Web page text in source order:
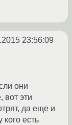
23:56:09
они
вот эти
да еще и
кого есть